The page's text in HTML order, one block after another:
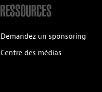
RESSOURCES
Demandez un sponsoring
Centre des médias